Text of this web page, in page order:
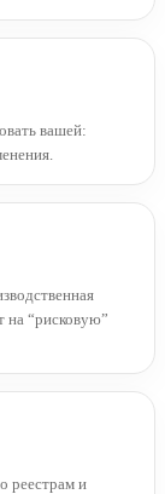
вашей:
“рисковую”
реестрам и